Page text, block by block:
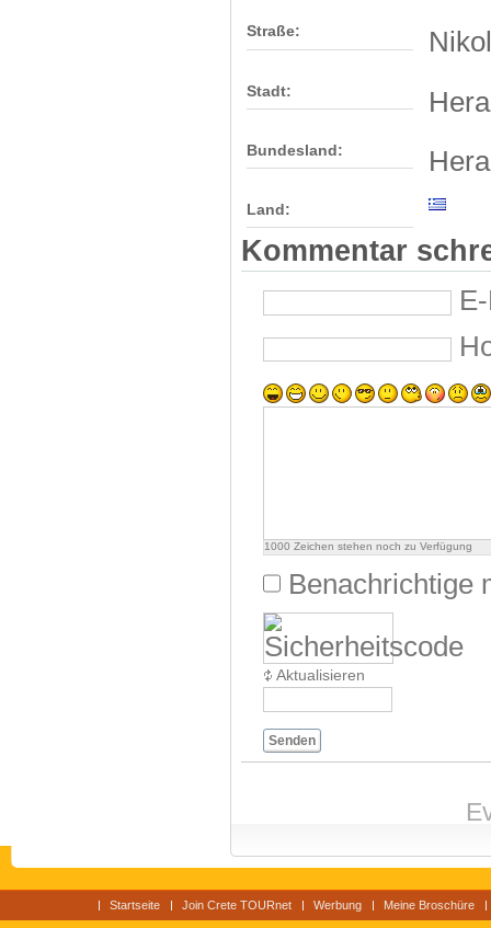
Straße:
Stadt:
Bundesland:
Land:
Kommentar
1000 Zeichen stehen noch zu Verfügung
Benachrichtige
Aktualisieren
Senden
Startseite Join Crete TOURnet Werbung Meine Broschüre